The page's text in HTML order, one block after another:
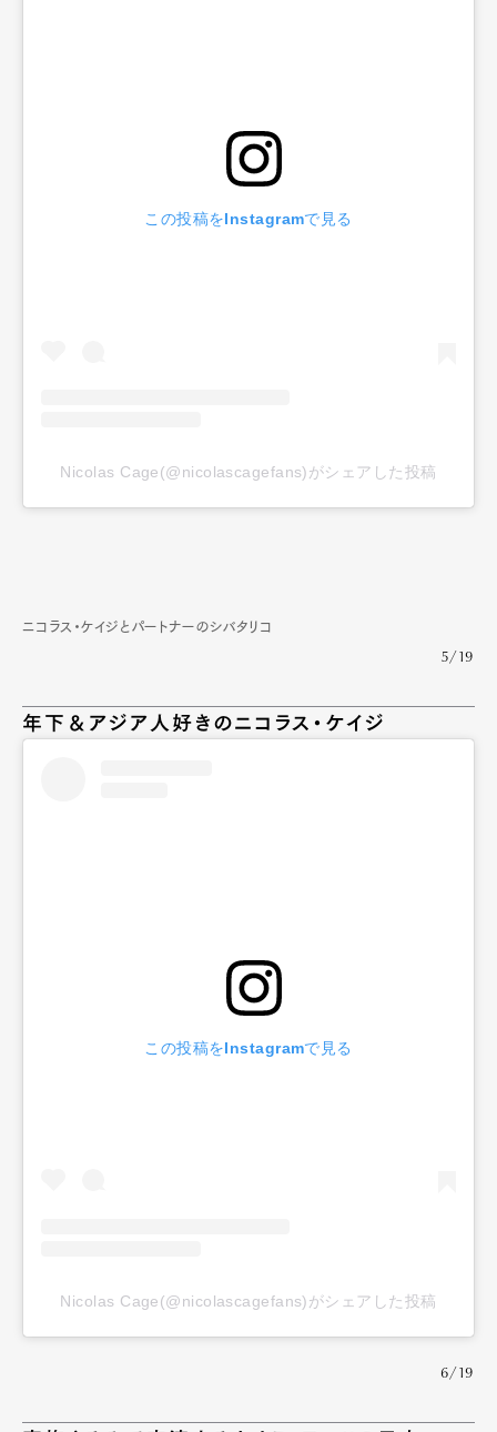
この投稿をInstagramで見る
Nicolas Cage(@nicolascagefans)がシェアした投稿
ニコラス・ケイジとパートナーのシバタリコ
5/19
年下＆アジア人好きのニコラス・ケイジ
この投稿をInstagramで見る
Nicolas Cage(@nicolascagefans)がシェアした投稿
6/19